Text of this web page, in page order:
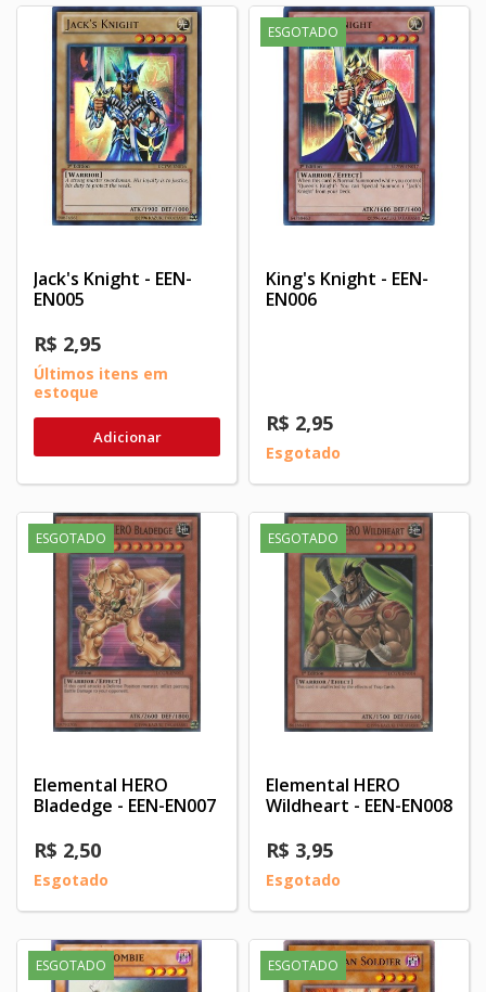
Jack's Knight - EEN-
EN005
R$ 2,95
Últimos itens em
estoque
Adicionar
ESGOTADO
King's Knight - EEN-
EN006
R$ 2,95
Esgotado
ESGOTADO
Elemental HERO
Bladedge - EEN-EN007
R$ 2,50
Esgotado
ESGOTADO
Elemental HERO
Wildheart - EEN-EN008
R$ 3,95
Esgotado
ESGOTADO ESGOTADO